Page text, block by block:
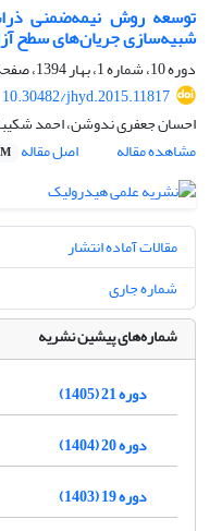
شبیه‌سازی جریان‌های سطح
دوره 10، شماره 1، بهار 1394، صفحه
10.30482/jhyd.2015.11817
احسان جعفری ندوشن، احمد
مشاهده مقاله
اصل مقاله
مقالات آماده انتشار
شماره جاری
شماره‌های پیشین نشریه
دوره 21 (1405)
دوره 20 (1404)
دوره 19 (1403)